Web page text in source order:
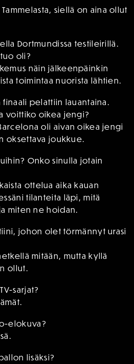
siellä on aina ollut
Dortmundissa testileirillä.
oli?
näin jälkeenpäinkin
toimintaa nuorista lähtien.
pelattiin lauantaina.
voittiko oikea jengi?
oli aivan oikea jengi
oksettava joukkue.
Onko sinulla jotain
ottelua aika kauan
tilanteita läpi, mitä
miten ne hoidan.
johon olet törmännyt urasi
mitään, mutta kyllä
ollut.
sarjat?
elokuva?
lisäksi?